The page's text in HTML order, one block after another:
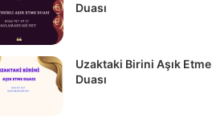
Duası
Uzaktaki Birini Aşık Etme
Duası